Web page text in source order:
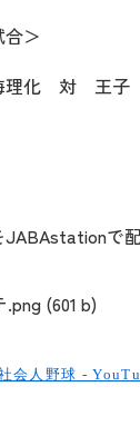
＞
理化 対 王子
で配
会人野球 -